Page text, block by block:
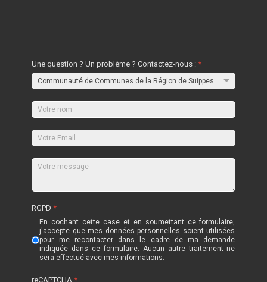
Une question ? Un problème ? Contactez-nous :*
RGPD*
En cochant cette case et en soumettant ce formulaire,
j'accepte que mes données personnelles soient utilisées
pour me recontacter dans le cadre de ma demande
indiquée dans ce formulaire. Aucun autre traitement ne
sera effectué avec mes informations.
reCAPTCHA*